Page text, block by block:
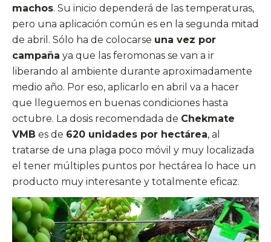
machos. Su inicio dependerá de las temperaturas,
pero una aplicación común es en la segunda mitad
de abril. Sólo ha de colocarse una vez por
campaña ya que las feromonas se van a ir
liberando al ambiente durante aproximadamente
medio año. Por eso, aplicarlo en abril va a hacer
que lleguemos en buenas condiciones hasta
octubre. La dosis recomendada de Chekmate
VMB es de 620 unidades por hectárea, al
tratarse de una plaga poco móvil y muy localizada
el tener múltiples puntos por hectárea lo hace un
producto muy interesante y totalmente eficaz.